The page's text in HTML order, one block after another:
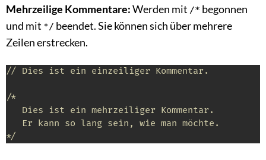
Mehrzeilige Kommentare:Werden mit /* begonnen
und mit */ beendet. Sie können sich über mehrere
Zeilen erstrecken.
// Dies ist ein einzeiliger Kommentar.
/*
   Dies ist ein mehrzeiliger Kommentar.
   Er kann so lang sein, wie man möchte.
*/